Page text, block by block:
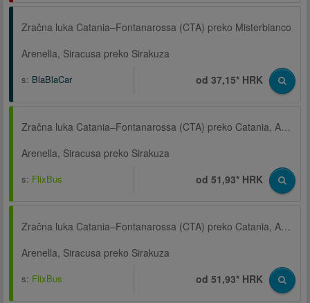
Zračna luka Catania–Fontanarossa (CTA) preko Misterbianco
Arenella, Siracusa preko Sirakuza
s: BlaBlaCar od 37,15* HRK
Zračna luka Catania–Fontanarossa (CTA) preko Catania, Autobusni kolodvor, Via D'Amico
Arenella, Siracusa preko Sirakuza
s: FlixBus od 51,93* HRK
Zračna luka Catania–Fontanarossa (CTA) preko Catania, Autobusni kolodvor, Via D'Amico
Arenella, Siracusa preko Sirakuza
s: FlixBus od 51,93* HRK